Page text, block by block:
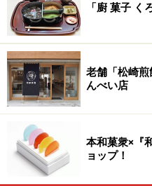
「廚 菓子
老舗「松崎
んべい店
本和菓衆×『
ョップ！